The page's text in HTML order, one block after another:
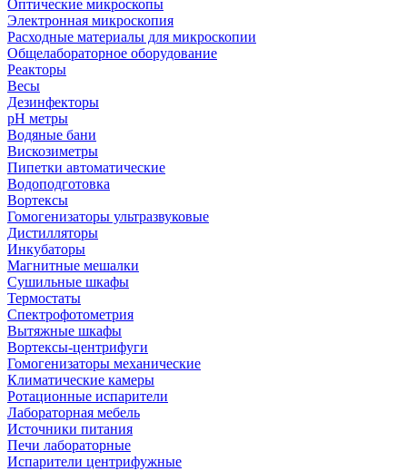
Оптические микроскопы
Электронная микроскопия
Расходные материалы для микроскопии
Общелабораторное оборудование
Реакторы
Весы
Дезинфекторы
рН метры
Водяные бани
Вискозиметры
Пипетки автоматические
Водоподготовка
Вортексы
Гомогенизаторы ультразвуковые
Дистилляторы
Инкубаторы
Магнитные мешалки
Сушильные шкафы
Термостаты
Спектрофотометрия
Вытяжные шкафы
Вортексы-центрифуги
Гомогенизаторы механические
Климатические камеры
Ротационные испарители
Лабораторная мебель
Источники питания
Печи лабораторные
Испарители центрифужные